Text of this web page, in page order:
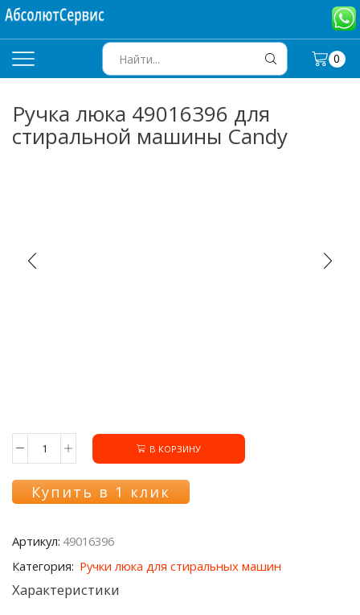
INPUT
0
Ручка люка 49016396 для
стиральной машины Candy
Количество
Ручка
люка
стиральной
Candy
В КОРЗИНУ
Купить в 1 клик
Артикул: 49016396
Категория: Ручки люка для стиральных машин
Характеристики